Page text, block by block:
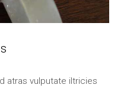
atras vulputate iltricies